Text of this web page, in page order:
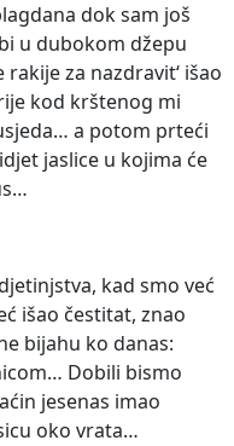
dok sam još
u dubokom džepu
za nazdravit‘ išao
kod krštenog mi
a potom prteći
jaslice u kojima će
kad smo već
išao čestitat, znao
bijahu ko danas:
Dobili bismo
jesenas imao
oko vrata…